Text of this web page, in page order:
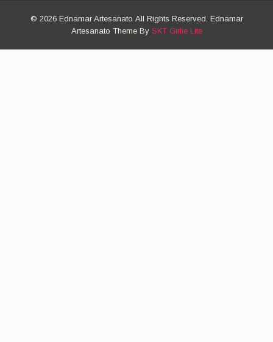
© 2026 Ednamar Artesanato All Rights Reserved. Ednamar
Artesanato Theme By SKT Girlie Lite